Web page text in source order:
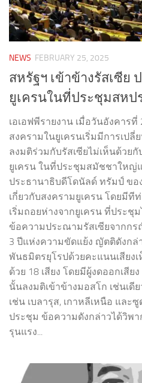
NEWS FEBRUARY 25, 2025
สหรัฐฯ เข้าข้างรัสเซีย
ยูเครนในที่ประชุมสหป
เอเอฟพีรายงาน เมื่อวันอังคาร
สงครามในยูเครนเริ่มมีการเปลี่
ลงมติร่วมกับรัสเซียไม่เห็นด้วย
ยูเครน ในที่ประชุมสมัชชาใหญ่
ประธานาธิบดีโดนัลด์ ทรัมป์ ข
เกี่ยวกับสงครามยูเครน โดยมีทีท่
เริ่มถอยห่างจากยูเครน ที่ประชุ
ข้อความประณามรัสเซียจากกร
3 ปีแห่งความขัดแย้ง ญัตติดังกล่
พันธมิตรยุโรปด้วยคะแนนเสียงเ
ด้วย 18 เสียง โดยมีผู้งดออกเสีย
นั้นลงมติเข้าข้างมอสโก เช่นเดี
เช่น เบลารุส, เกาหลีเหนือ แล
ประชุม ข้อความดังกล่าวได้วิพ
รุนแรง...